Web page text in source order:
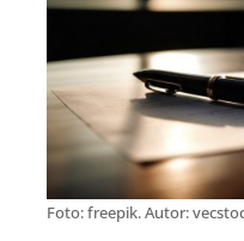
Foto: freepik. Autor: